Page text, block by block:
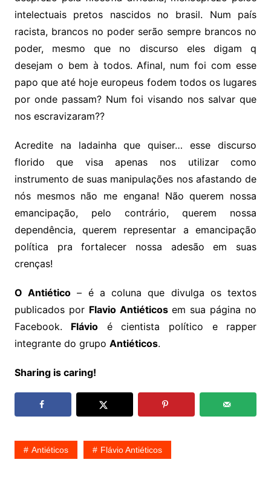
intelectuais pretos nascidos no brasil. Num país
racista, brancos no poder serão sempre brancos no
poder, mesmo que no discurso eles digam q
desejam o bem à todos. Afinal, num foi com esse
papo que até hoje europeus fodem todos os lugares
por onde passam? Num foi visando nos salvar que
nos escravizaram??
Acredite na ladainha que quiser… esse discurso
florido que visa apenas nos utilizar como
instrumento de suas manipulações nos afastando de
nós mesmos não me engana! Não querem nossa
emancipação, pelo contrário, querem nossa
dependência, querem representar a emancipação
política pra fortalecer nossa adesão em suas
crenças!
O Antiético – é a coluna que divulga os textos
publicados por Flavio Antiéticosem sua página no
Facebook. Flávio é cientista político e rapper
integrante do grupo Antiéticos.
Sharing is caring!
Antiéticos Flávio Antiéticos